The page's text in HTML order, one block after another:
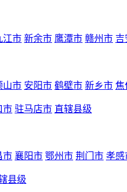
江市 新余市 鹰潭市 赣州市 吉
山市 安阳市 鹤壁市 新乡市 焦
市 驻马店市 直辖县级
市 襄阳市 鄂州市 荆门市 孝感
县级